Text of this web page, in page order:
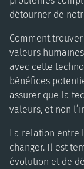
détourner de
Comment
valeurs
avec cette
bénéfices
assurer que la
valeurs, et non
La relation entre
changer. Il est
évolution et de